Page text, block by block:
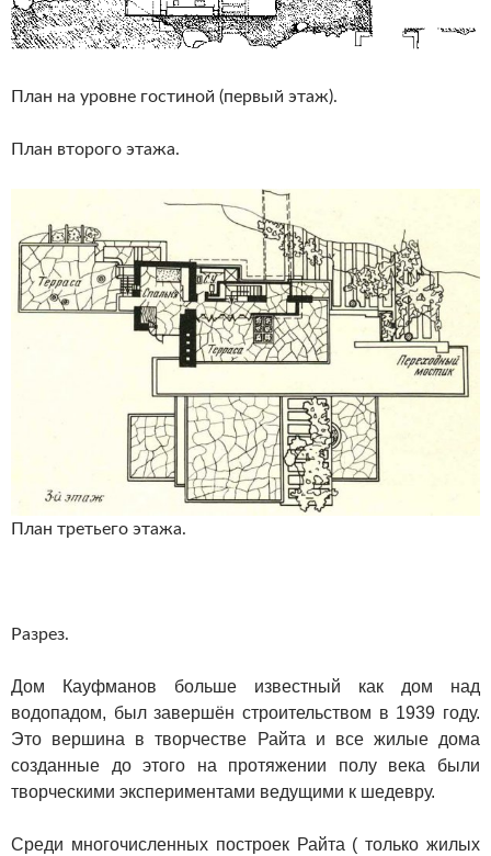
План на уровне гостиной (первый этаж).
План второго этажа.
План третьего этажа.
Разрез.
Дом Кауфманов больше известный как дом над
водопадом, был завершён строительством в 1939 году.
Это вершина в творчестве Райта и все жилые дома
созданные до этого на протяжении полу века были
творческими экспериментами ведущими к шедевру.
Среди многочисленных построек Райта ( только жилых